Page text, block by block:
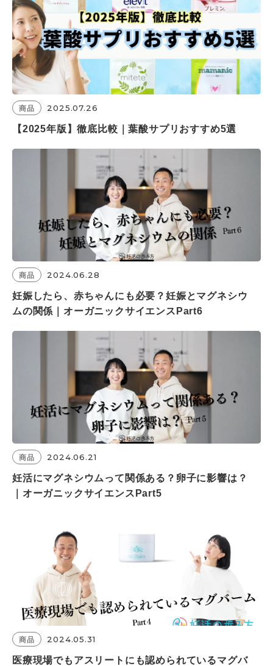
商品 2025.07.26
【2025年版】徹底比較｜葉酸サプリおすすめ5選
商品 2024.06.28
妊娠したら、赤ちゃんにも必要？妊娠とマグネシウ
ムの関係｜オーガニックサイエンスPart6
商品 2024.06.21
妊活にマグネシウムって関係ある？卵子に影響は？
｜オーガニックサイエンスPart5
商品 2024.05.31
医療現場でもアスリートにも認められているマグバ